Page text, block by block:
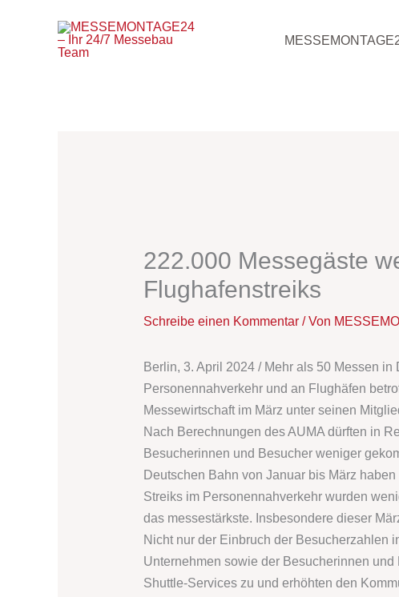
222.000 Messegäste
Flughafenstreiks
Schreibe einen Kommentar / Von
Berlin, 3. April 2024 / Mehr als 50 Messen
Personennahverkehr und an Flughäfen
Messewirtschaft im März unter seinen
Nach Berechnungen des AUMA dürften in
Besucherinnen und Besucher weniger
Deutschen Bahn von Januar bis März
Streiks im Personennahverkehr wurden
das messestärkste. Insbesondere dieser
Nicht nur der Einbruch der Besucherzahlen
Unternehmen sowie der Besucherinnen
Shuttle-Services zu und erhöhten den